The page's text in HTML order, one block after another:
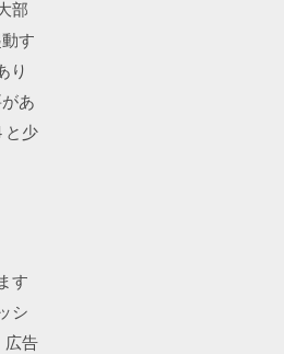
部
す
り
あ
と少
す
シ
広告